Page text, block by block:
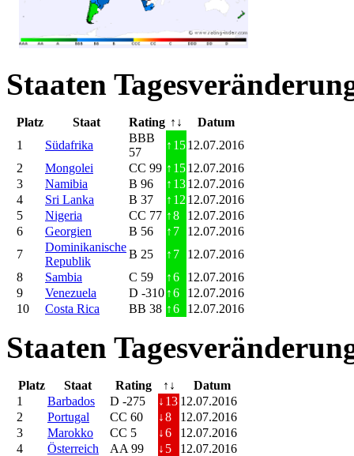
Staaten
Platz Staat Rating ↑↓
Datum
1
Südafrika
BBB
57
↑ 1512.07.2016
2
Mongolei CC 99 ↑ 1512.07.2016
3
Namibia B 96 ↑ 1312.07.2016
4
Sri Lanka B 37 ↑ 12 12.07.2016
5
Nigeria CC 77 ↑8
12.07.2016
6
Georgien B 56 ↑ 7
12.07.2016
7
Dominikanische
Republik
B 25 ↑ 7
12.07.2016
8
Sambia C 59 ↑6
12.07.2016
9
Venezuela D -310 ↑6
12.07.2016
10
Costa Rica BB 38 ↑6 12.07.2016
Staaten
Platz Staat Rating ↑↓
Datum
1
Barbados D -275 ↓ 13 12.07.2016
2
Portugal CC 60 ↓8
12.07.2016
3
Marokko CC 5 ↓6
12.07.2016
4
Österreich AA 99 ↓ 5
12.07.2016